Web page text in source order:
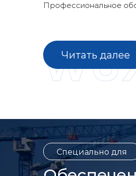
Профессиональное
Читать далее
Специально для